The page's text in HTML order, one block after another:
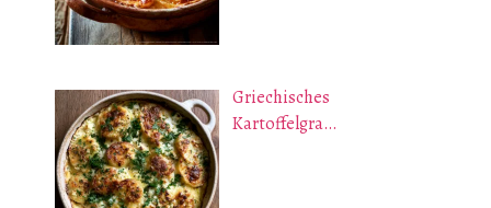
Griechisches
Kartoffelgra…